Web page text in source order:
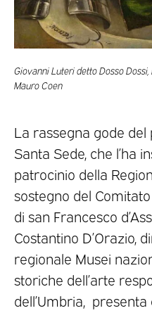
Giovanni Luteri detto Dosso
Mauro Coen
La rassegna gode del
Santa Sede, che l’ha
patrocinio della
sostegno del
di san Francesco
Costantino D’Orazio,
regionale Musei
storiche dell’arte
dell’Umbria, presenta